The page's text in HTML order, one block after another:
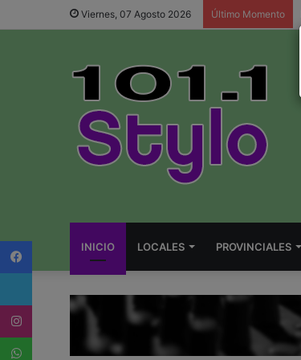
Viernes, 07 Agosto 2026 Último Momento
INICIO LOCALES PROVINCIALES
Twitter
Instagram